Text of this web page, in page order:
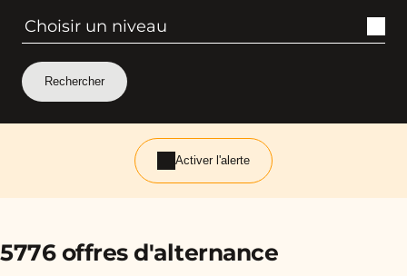
Activer l'alerte
5776 offres d'alternance